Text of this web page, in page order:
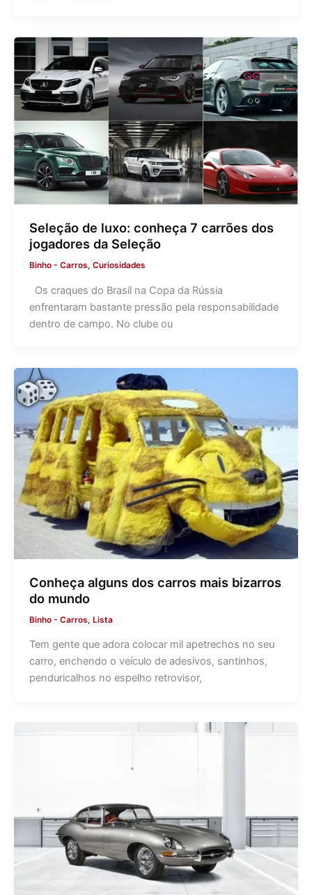
Seleção de luxo: conheça 7 carrões dos
jogadores da Seleção
Binho - Carros, Curiosidades
Os craques do Brasil na Copa da Rússia
enfrentaram bastante pressão pela responsabilidade
dentro de campo. No clube ou
Conheça alguns dos carros mais bizarros
do mundo
Binho - Carros, Lista
Tem gente que adora colocar mil apetrechos no seu
carro, enchendo o veículo de adesivos, santinhos,
penduricalhos no espelho retrovisor,